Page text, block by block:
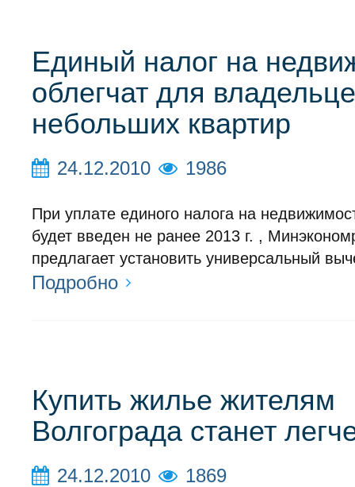
Единый налог на
облегчат для
небольших квартир
24.12.2010 1986
При уплате единого налога на
будет введен не ранее 2013 г. ,
предлагает установить универсальный
Подробно
Купить жилье жителям
Волгограда станет
24.12.2010 1869